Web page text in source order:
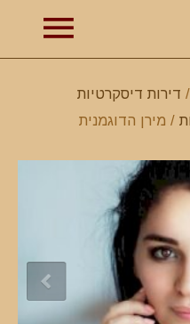
/ דירות דיסקרטיות
/ מירן הדוגמנית